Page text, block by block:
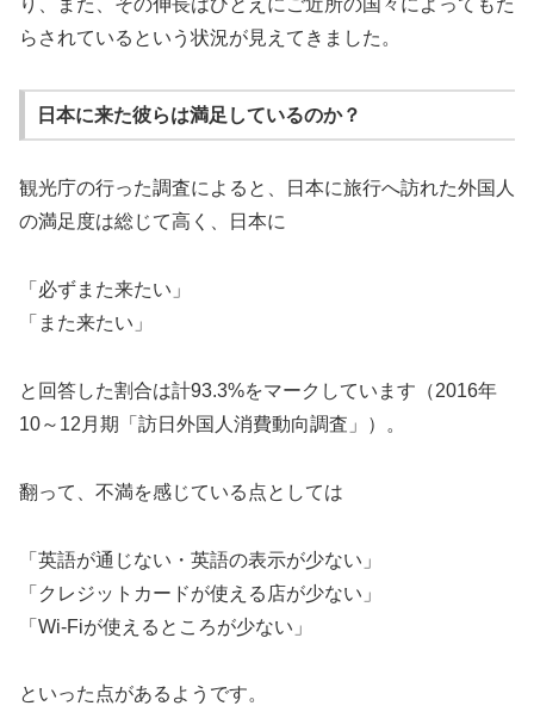
り、また、その伸長はひとえにご近所の国々によってもた
らされているという状況が見えてきました。
日本に来た彼らは満足しているのか？
観光庁の行った調査によると、日本に旅行へ訪れた外国人
の満足度は総じて高く、日本に
「必ずまた来たい」
「また来たい」
と回答した割合は計93.3%をマークしています（2016年
10～12月期「訪日外国人消費動向調査」）。
翻って、不満を感じている点としては
「英語が通じない・英語の表示が少ない」
「クレジットカードが使える店が少ない」
「Wi-Fiが使えるところが少ない」
といった点があるようです。